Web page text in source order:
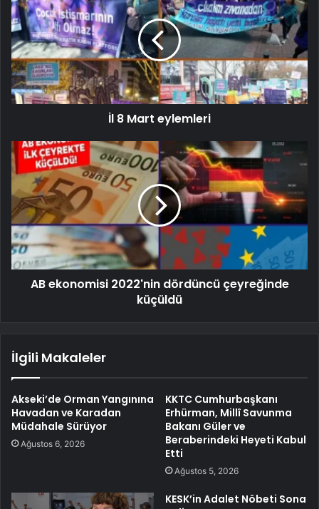
İl 8 Mart eylemleri
AB ekonomisi 2022'nin dördüncü çeyreğinde
küçüldü
İlgili Makaleler
Akseki’de Orman Yangınına
Havadan ve Karadan
Müdahale Sürüyor
Ağustos 6, 2026
KKTC Cumhurbaşkanı
Erhürman, Millî Savunma
Bakanı Güler ve
Beraberindeki Heyeti Kabul
Etti
Ağustos 5, 2026
KESK’in Adalet Nöbeti Sona